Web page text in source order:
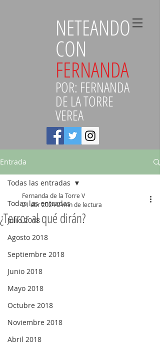
NETEANDO
CON
FERNANDA
POR: FERNANDA
DE LA TORRE
VEREA
Entrada
Todas las entradas
Julio 2018
Agosto 2018
Septiembre 2018
Junio 2018
Mayo 2018
Octubre 2018
Noviembre 2018
Abril 2018
Todas las entradas
¿Terror al qué dirán?
Fernanda de la Torre V
21 abr 20242 min de lectura